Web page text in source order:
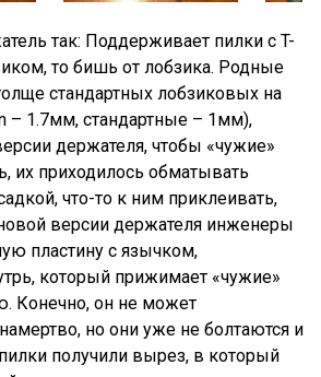
так: Поддерживает пилки с T-
то бишь от лобзика. Родные
стандартных лобзиковых на
– 1.7мм, стандартные – 1мм),
держателя, чтобы «чужие»
их приходилось обматывать
что-то к ним приклеивать,
версии держателя инженеры
пластину с язычком,
который прижимает «чужие»
Конечно, он не может
но они уже не болтаются и
получили вырез, в который